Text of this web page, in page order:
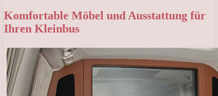
Komfortable Möbel und Ausstattung für
Ihren Kleinbus